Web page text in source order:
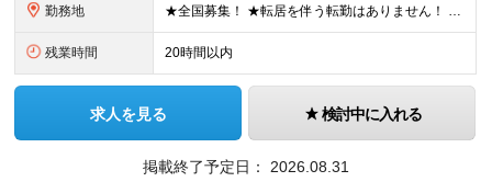
勤務地 ★全国募集！ ★転居を伴う転勤はありません！ ★U・Iターン歓迎！ ＼本社／ 東京都新宿区西新宿1-20-3 西新宿髙木ビル2階 ＼希望の拠点・営業所に配属します！／ 【北海道・東北エリア】 北海
残業時間 20時間以内
求人を見る 検討中に入れる
掲載終了予定日： 2026.08.31